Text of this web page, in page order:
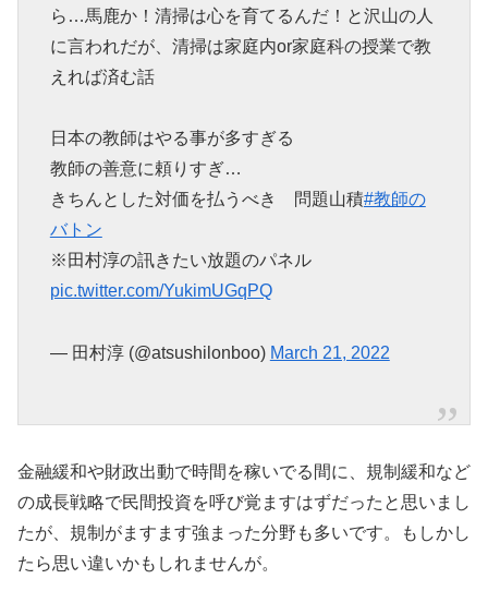
ら…馬鹿か！清掃は心を育てるんだ！と沢山の人
に言われだが、清掃は家庭内or家庭科の授業で教
えれば済む話
日本の教師はやる事が多すぎる
教師の善意に頼りすぎ…
きちんとした対価を払うべき 問題山積#教師の
バトン
※田村淳の訊きたい放題のパネル
pic.twitter.com/YukimUGqPQ
— 田村淳 (@atsushilonboo) March 21, 2022
金融緩和や財政出動で時間を稼いでる間に、規制緩和など
の成長戦略で民間投資を呼び覚ますはずだったと思いまし
たが、規制がますます強まった分野も多いです。もしかし
たら思い違いかもしれませんが。